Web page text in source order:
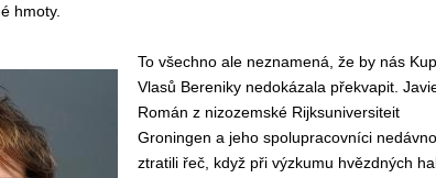
hmoty.
To všechno ale neznamená, že by nás
Vlasů Bereniky nedokázala překvapit.
Román z nizozemské Rijksuniversiteit
Groningen a jeho spolupracovníci nedávno
ztratili řeč, když při výzkumu hvězdných